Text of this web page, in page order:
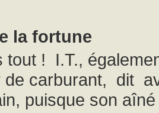
la fortune
tout ! I.T.,
de carburant, dit
puisque son